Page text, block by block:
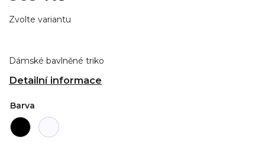
Zvolte variantu
Dámské bavlněné triko
Detailní informace
Barva